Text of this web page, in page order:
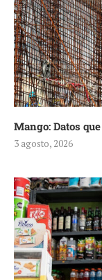
Mango: Datos
3 agosto, 2026